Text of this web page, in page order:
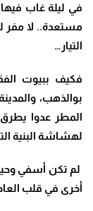
في ليلة غاب فيها
مستعدة.. لا مفر
التيار…
فكيف ببيوت
بوالذهب،
المطر عدوا
لهشاشة البنية
لم تكن أسفي
أخرى في قلب